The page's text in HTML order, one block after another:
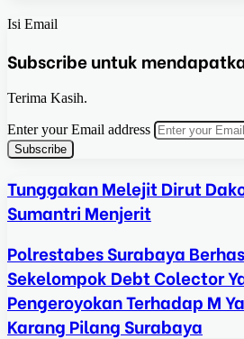
Isi Email
Subscribe untuk
Terima Kasih.
Enter your Email address
Tunggakan Melejit Dirut
Sumantri Menjerit
Polrestabes Surabaya
Sekelompok Debt Colector
Pengeroyokan Terhadap M
Karang Pilang Surabaya